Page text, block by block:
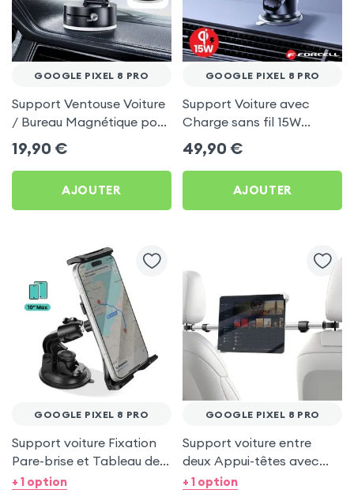
GOOGLE PIXEL 8 PRO
Support Ventouse Voiture
/ Bureau Magnétique pour
Google Pixel 8 Pro
19,90 €
AJOUTER
GOOGLE PIXEL 8 PRO
Support Voiture avec
Charge sans fil 15W
Forcell pour Google Pixel
8 Pro
49,90 €
AJOUTER
GOOGLE PIXEL 8 PRO
Support voiture Fixation
Pare-brise et Tableau de
bord pour Google Pixel 8
+ 1 option
GOOGLE PIXEL 8 PRO
Support voiture entre
deux Appui-têtes avec
Tête rotative à 360° pour
+ 1 option